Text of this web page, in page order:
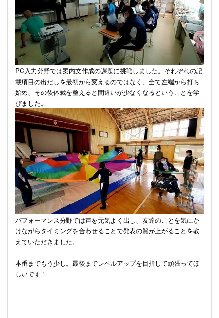
PC入力分野では案内文作成の課題に挑戦しました。それぞれの記
載項目の出だしを最初から変えるのではなく、全て左端から打ち
始め、その後体裁を整えると間違いが少なくなるということを学
びました。
パフォーマンス分野では声を元気よく出し、友達のことを気にか
けながらタイミングを合わせることで発表の質が上がることを教
えていただきました。
本番までもう少し。最後までレベルアップを目指して頑張ってほ
しいです！